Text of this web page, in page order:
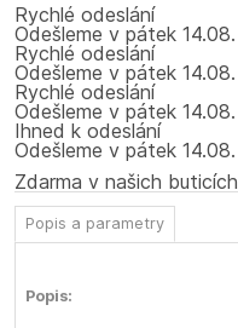
Rychlé odeslání
Odešleme v pátek 14.08.
Rychlé odeslání
Odešleme v pátek 14.08.
Rychlé odeslání
Odešleme v pátek 14.08.
Ihned k odeslání
Odešleme v pátek 14.08.
Zdarma v našich buticích
Popis a parametry
Popis: